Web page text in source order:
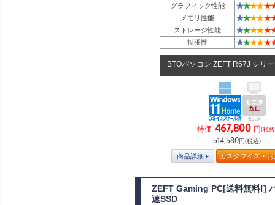
グラフィック性能 ★★★★★
メモリ性能 ★★★★★
ストレージ性能 ★★★★★
拡張性 ★★★★★
BTOパソコン ZEFT R67J シリ
特価 467,800 円(税
514,580円(税込)
商品詳細 カスタマイズ・
ZEFT Gaming PC[送料無料!]
速SSD